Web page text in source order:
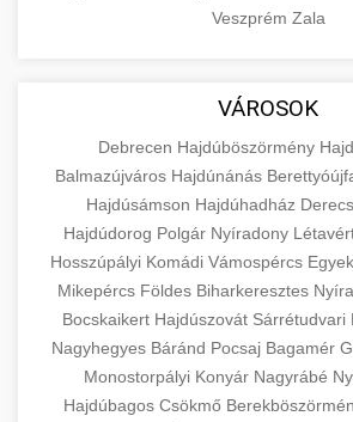
Veszprém Zala
VÁROSOK
Debrecen Hajdúböszörmény
Balmazújváros Hajdúnánás
Hajdúsámson Hajdúhadház
Hajdúdorog Polgár Nyíradony
Hosszúpályi Komádi Vámospércs Egyek
Mikepércs Földes Biharkeresztes
Bocskaikert Hajdúszovát Sárrétudvari
Nagyhegyes Báránd Pocsaj Bagamér
Monostorpályi Konyár Nagyrábé
Hajdúbagos Csökmő